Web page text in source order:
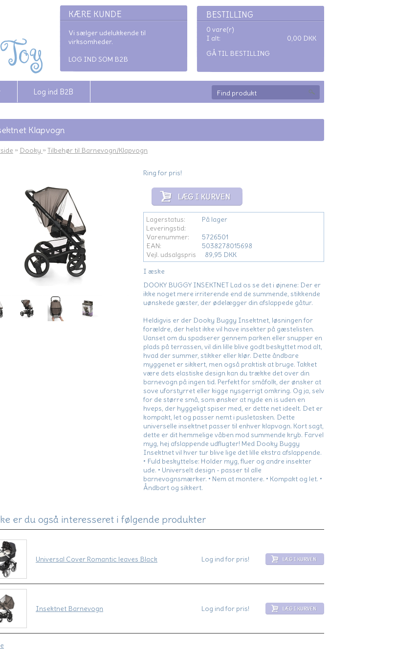
KÆRE KUNDE
Vi sælger udelukkende til
virksomheder.
LOG IND SOM B2B
BESTILLING
0 vare(r)
I alt:
0,00 DKK
GÅ TIL BESTILLING
Log ind B2B
Klapvogn
» Dooky » Tilbehør til Barnevogn/Klapvogn
Ring for pris!
Lagerstatus:
På lager
Leveringstid:
Varenummer:
5726501
EAN:
5038278015698
Vejl. udsalgspris
89,95 DKK
I æske
DOOKY BUGGY INSEKTNET Lad os se det i øjnene: Der er
ikke noget mere irriterende end de summende, stikkende
uønskede gæster, der ødelægger din afslappede gåtur.
Heldigvis er der Dooky Buggy Insektnet, løsningen for
forældre, der helst ikke vil have insekter på gæstelisten.
Uanset om du spadserer gennem parken eller snupper en
plads på terrassen, vil din lille blive godt beskyttet mod alt,
hvad der summer, stikker eller klør. Dette åndbare
myggenet er sikkert, men også praktisk at bruge. Takket
være dets elastiske design kan du trække det over din
barnevogn på ingen tid. Perfekt for småfolk, der ønsker at
sove uforstyrret eller kigge nysgerrigt omkring. Og ja, selv
for de større små, som ønsker at nyde en is uden en
hveps, der hyggeligt spiser med, er dette net ideelt. Det er
kompakt, let og passer nemt i pusletasken. Dette
universelle insektnet passer til enhver klapvogn. Kort sagt,
dette er dit hemmelige våben mod summende kryb. Farvel
myg, hej afslappende udflugter! Med Dooky Buggy
Insektnet vil hver tur blive lige det lille ekstra afslappende.
• Fuld beskyttelse: Holder myg, fluer og andre insekter
ude. • Universelt design - passer til alle
barnevognsmærker. • Nem at montere. • Kompakt og let. •
Åndbart og sikkert.
er du også interesseret i følgende produkter
Universal Cover Romantic leaves Black Log ind for pris!
Insektnet Barnevogn Log ind for pris!